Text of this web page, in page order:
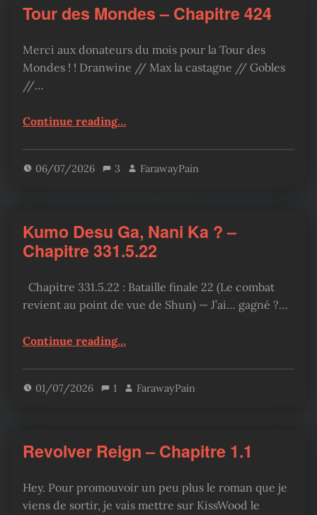
Tour des Mondes – Chapitre 424
Merci aux donateurs du mois pour la Tour des
Mondes ! ! Dranwine // Max la castagne // Gobles
//…
Continue reading“Tour des Mondes – Chapitre 424”
…
06/07/2026 3 FarawayPain
Kumo Desu Ga, Nani Ka ? –
Chapitre 331.5.22
Chapitre 331.5.22 : Bataille finale 22 (Le combat
revient au point de vue de Shun) — J’ai… gagné ?…
Continue reading“Kumo Desu Ga, Nani Ka ? – Chapitre 331.5.22”
…
01/07/2026 1 FarawayPain
Revolver Reign – Chapitre 1.1
Hey. Pour promouvoir un peu plus le roman que je
viens de sortir, je vais mettre sur KissWood le